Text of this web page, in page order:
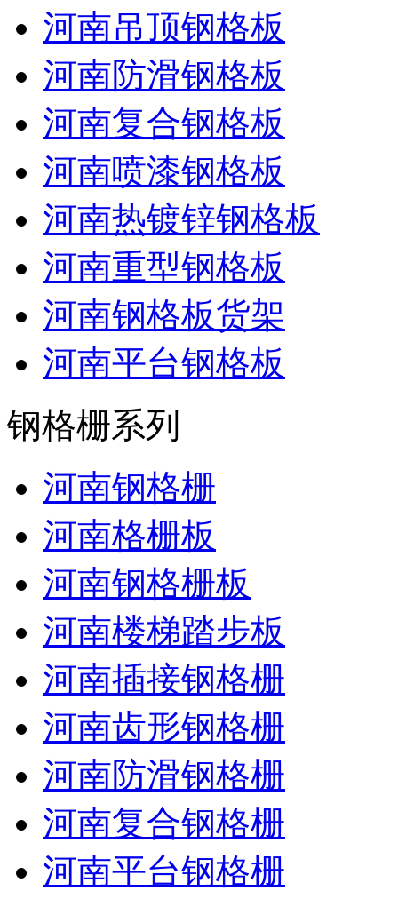
河南吊顶钢格板
河南防滑钢格板
河南复合钢格板
河南喷漆钢格板
河南热镀锌钢格板
河南重型钢格板
河南钢格板货架
河南平台钢格板
钢格栅系列
河南钢格栅
河南格栅板
河南钢格栅板
河南楼梯踏步板
河南插接钢格栅
河南齿形钢格栅
河南防滑钢格栅
河南复合钢格栅
河南平台钢格栅